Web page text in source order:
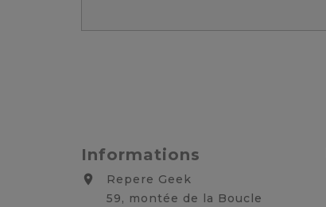
Informations

Repere Geek
59, montée de la Boucle